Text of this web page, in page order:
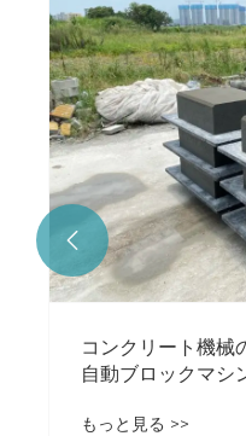
コンクリート機械
自動ブロックマシ
もっと見る >>
